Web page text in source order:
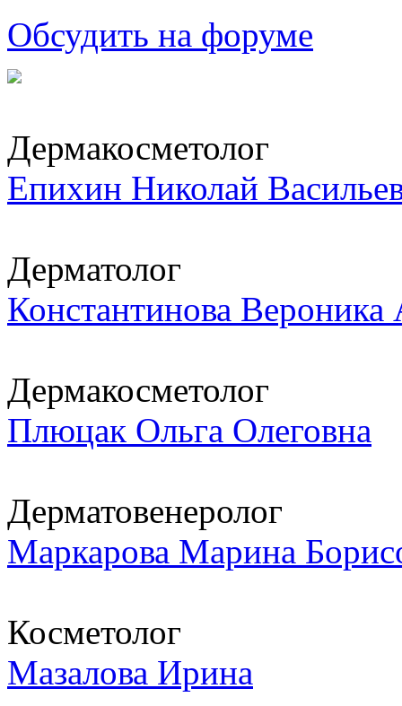
Обсудить на форуме
Дермакосметолог
Епихин Николай
Дерматолог
Константинова Вероника
Дермакосметолог
Плюцак Ольга Олеговна
Дерматовенеролог
Маркарова Марина
Косметолог
Мазалова Ирина